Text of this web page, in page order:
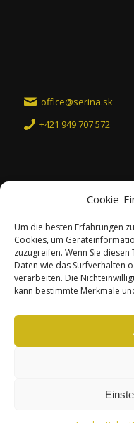
Cookie-
Um die besten Erfahrungen
Cookies, um
zuzugreifen. Wenn Sie
Daten wie das Surfverhalten
verarbeiten. Die
kann bestimmte Merkmale
office@serina.sk
+421 949 707 572
Datenschutz-
Die Karriere
Cookie Policy (EU)